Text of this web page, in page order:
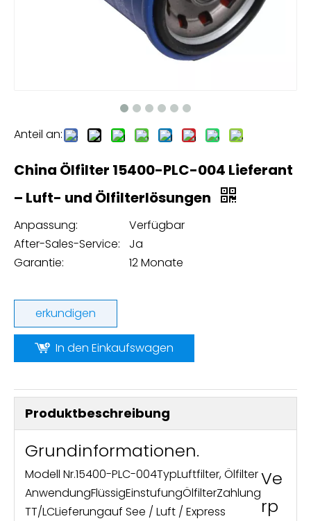
Anteil an:
China Ölfilter 15400-PLC-004 Lieferant
– Luft- und Ölfilterlösungen
Anpassung:
Verfügbar
After-Sales-Service:
Ja
Garantie:
12 Monate
erkundigen
In den Einkaufswagen
Produktbeschreibung
Grundinformationen.
Modell Nr.15400-PLC-004TypLuftfilter, Ölfilter
AnwendungFlüssigEinstufungÖlfilterZahlung
TT/LCLieferungauf See / Luft / Express
Ve
rp